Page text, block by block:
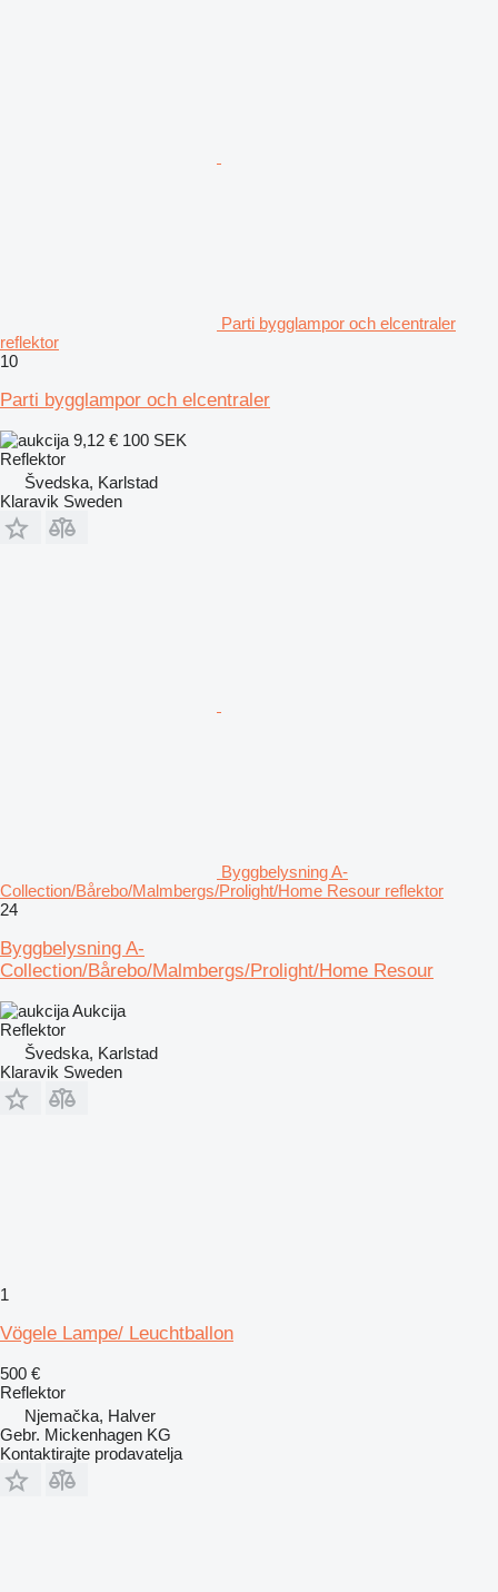
Parti bygglampor och elcentraler
reflektor
10
Parti bygglampor och elcentraler
9,12 € 100 SEK
Reflektor
Švedska, Karlstad
Klaravik Sweden
Byggbelysning A-
Collection/Bårebo/Malmbergs/Prolight/Home Resour reflektor
24
Byggbelysning A-
Collection/Bårebo/Malmbergs/Prolight/Home Resour
Aukcija
Reflektor
Švedska, Karlstad
Klaravik Sweden
1
Vögele Lampe/ Leuchtballon
500 €
Reflektor
Njemačka, Halver
Gebr. Mickenhagen KG
Kontaktirajte prodavatelja